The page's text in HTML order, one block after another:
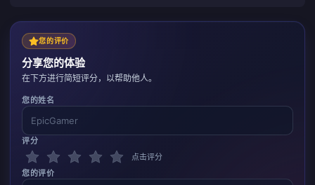
您的评价
分享您的体验
在下方进行简短评分，以帮助他人。
您的姓名
评分
点击评分
您的评价